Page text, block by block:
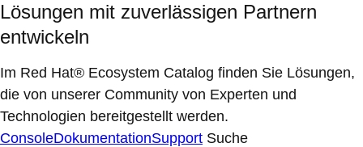
Lösungen mit zuverlässigen Partnern
entwickeln
Im Red Hat® Ecosystem Catalog finden Sie Lösungen,
die von unserer Community von Experten und
Technologien bereitgestellt werden.
ConsoleDokumentationSupport Suche